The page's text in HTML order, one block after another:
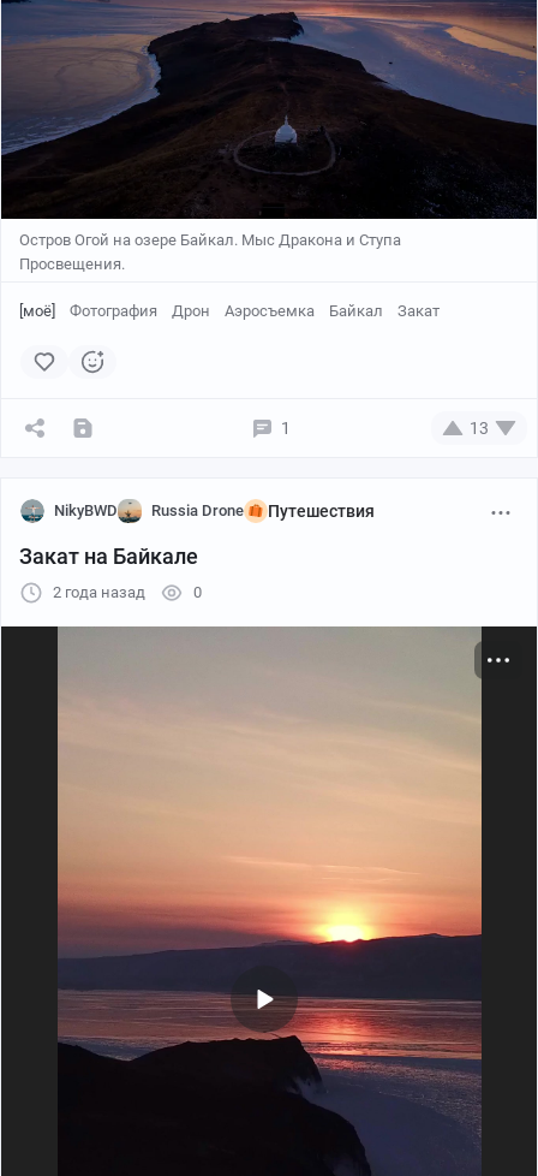
Больше видео
Остров Огой на озере Байкал. Мыс Дракона и Ступа
Просвещения.
[моё] Фотография Дрон Аэросъемка Байкал Закат
1 13
NikyBWD Russia Drone Путешествия
Закат на Байкале
2 года назад 0